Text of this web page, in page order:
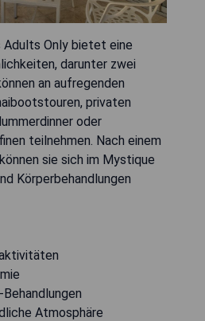
Adults Only bietet eine
darunter zwei
an aufregenden
privaten
oder
teilnehmen. Nach einem
sie sich im Mystique
Körperbehandlungen
Atmosphäre